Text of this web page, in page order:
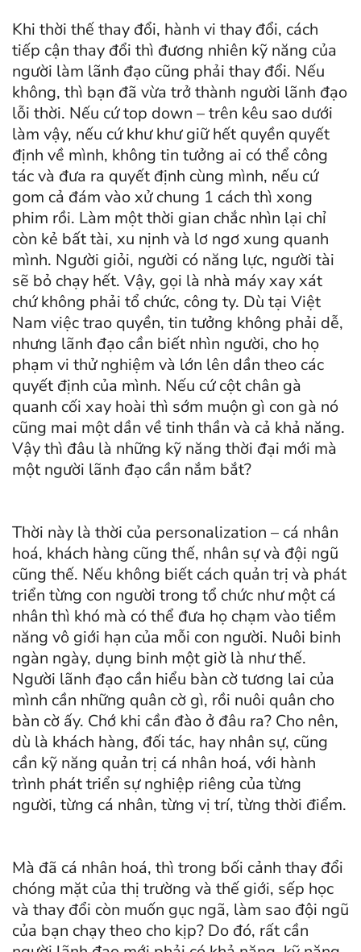
Khi thời thế thay đổi, hành vi thay đổi, cách
tiếp cận thay đổi thì đương nhiên kỹ năng của
người làm lãnh đạo cũng phải thay đổi. Nếu
không, thì bạn đã vừa trở thành người lãnh đạo
lỗi thời. Nếu cứ top down – trên kêu sao dưới
làm vậy, nếu cứ khư khư giữ hết quyền quyết
định về mình, không tin tưởng ai có thể công
tác và đưa ra quyết định cùng mình, nếu cứ
gom cả đám vào xử chung 1 cách thì xong
phim rồi. Làm một thời gian chắc nhìn lại chỉ
còn kẻ bất tài, xu nịnh và lơ ngơ xung quanh
mình. Người giỏi, người có năng lực, người tài
sẽ bỏ chạy hết. Vậy, gọi là nhà máy xay xát
chứ không phải tổ chức, công ty. Dù tại Việt
Nam việc trao quyền, tin tưởng không phải dễ,
nhưng lãnh đạo cần biết nhìn người, cho họ
phạm vi thử nghiệm và lớn lên dần theo các
quyết định của mình. Nếu cứ cột chân gà
quanh cối xay hoài thì sớm muộn gì con gà nó
cũng mai một dần về tinh thần và cả khả năng.
Vậy thì đâu là những kỹ năng thời đại mới mà
một người lãnh đạo cần nắm bắt?
Thời này là thời của personalization – cá nhân
hoá, khách hàng cũng thế, nhân sự và đội ngũ
cũng thế. Nếu không biết cách quản trị và phát
triển từng con người trong tổ chức như một cá
nhân thì khó mà có thể đưa họ chạm vào tiềm
năng vô giới hạn của mỗi con người. Nuôi binh
ngàn ngày, dụng binh một giờ là như thế.
Người lãnh đạo cần hiểu bàn cờ tương lai của
mình cần những quân cờ gì, rồi nuôi quân cho
bàn cờ ấy. Chớ khi cần đào ở đâu ra? Cho nên,
dù là khách hàng, đối tác, hay nhân sự, cũng
cần kỹ năng quản trị cá nhân hoá, với hành
trình phát triển sự nghiệp riêng của từng
người, từng cá nhân, từng vị trí, từng thời điểm.
Mà đã cá nhân hoá, thì trong bối cảnh thay đổi
chóng mặt của thị trường và thế giới, sếp học
và thay đổi còn muốn gục ngã, làm sao đội ngũ
của bạn chạy theo cho kịp? Do đó, rất cần